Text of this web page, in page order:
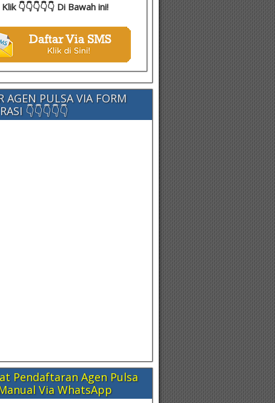
Klik 👇👇👇👇👇 Di Bawah ini!
AGEN PULSA VIA FORM
👇👇👇👇👇
Pendaftaran Agen Pulsa
Via WhatsApp